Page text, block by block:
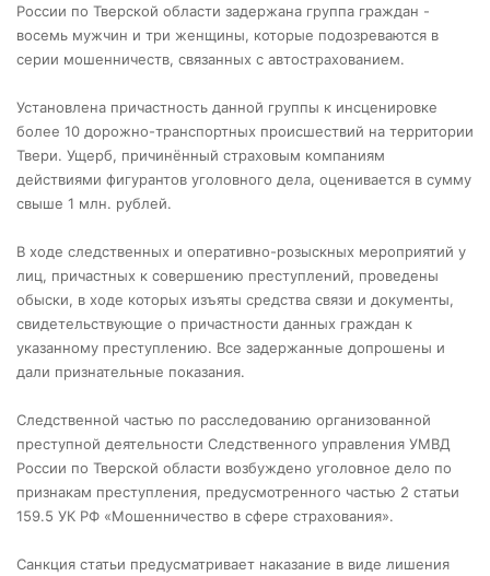
России по Тверской области задержана группа граждан -
восемь мужчин и три женщины, которые подозреваются в
серии мошенничеств, связанных с автострахованием.
Установлена причастность данной группы к инсценировке
более 10 дорожно-транспортных происшествий на территории
Твери. Ущерб, причинённый страховым компаниям
действиями фигурантов уголовного дела, оценивается в сумму
свыше 1 млн. рублей.
В ходе следственных и оперативно-розыскных мероприятий у
лиц, причастных к совершению преступлений, проведены
обыски, в ходе которых изъяты средства связи и документы,
свидетельствующие о причастности данных граждан к
указанному преступлению. Все задержанные допрошены и
дали признательные показания.
Следственной частью по расследованию организованной
преступной деятельности Следственного управления УМВД
России по Тверской области возбуждено уголовное дело по
признакам преступления, предусмотренного частью 2 статьи
159.5 УК РФ «Мошенничество в сфере страхования».
Санкция статьи предусматривает наказание в виде лишения